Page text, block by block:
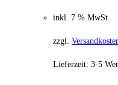
inkl. 7 % MwSt.
zzgl.
Lieferzeit: 3-5